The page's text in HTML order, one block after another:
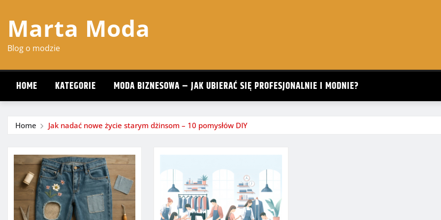
content
Marta Moda
Blog o modzie
HOME KATEGORIE MODA BIZNESOWA – JAK UBIERAĆ SIĘ PROFESJONALNIE I MODNIE?
Home Jak nadać nowe życie starym dżinsom – 10 pomysłów DIY